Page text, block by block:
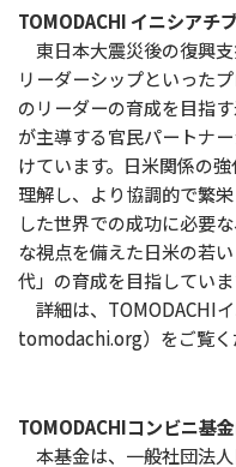
TOMODACHI イニシアチ
東日本大震災後の復興支
リーダーシップといった
のリーダーの育成を目指
が主導する官民パートナ
けています。日米関係の
理解し、より協調的で繁
した世界での成功に必要
な視点を備えた日米の若
代」の育成を目指していま
詳細は、TOMODACHI
tomodachi.org）をご覧く
TOMODACHIコンビニ基
本基金は、一般社団法